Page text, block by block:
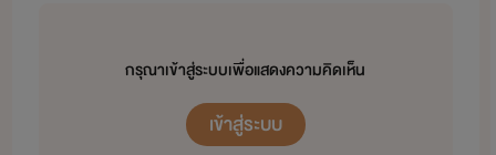
ชนะคดีมาแล้วหนึ่งครั้ง📣 รับคำขอโทษเป็นเงินสดเท่านั้น
กรุณาเข้าสู่ระบบเพื่อแสดงความคิดเห็น
เข้าสู่ระบบ